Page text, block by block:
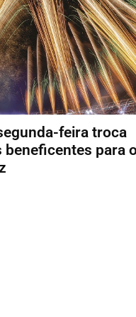
feira troca
beneficentes para